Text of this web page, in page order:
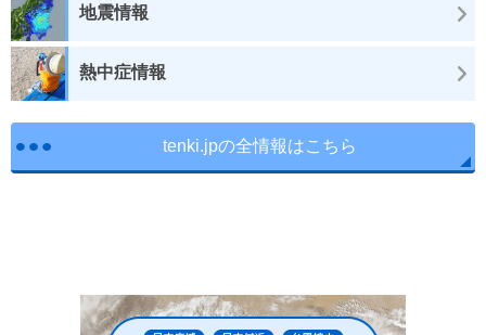
地震情報
熱中症情報
tenki.jpの全情報はこちら